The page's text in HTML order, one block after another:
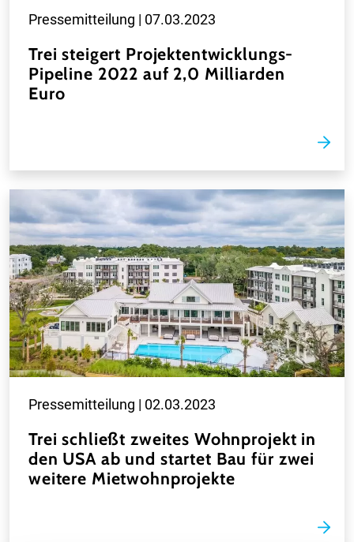
Pressemitteilung | 07.03.2023
Trei steigert Projektentwicklungs-
Pipeline 2022 auf 2,0 Milliarden
Euro
Pressemitteilung | 02.03.2023
Trei schließt zweites Wohnprojekt in
den USA ab und startet Bau für zwei
weitere Mietwohnprojekte